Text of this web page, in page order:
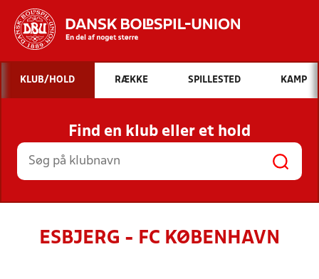
Hvad vil du søge efter?
INDHOLD OG NYHEDER
STILLINGER, RESULTATER, KLUBBER OG
HOLD
KLUB/HOLD RÆKKE SPILLESTED KAMP
Find en klub eller et hold
ESBJERG - FC KØBENHAVN